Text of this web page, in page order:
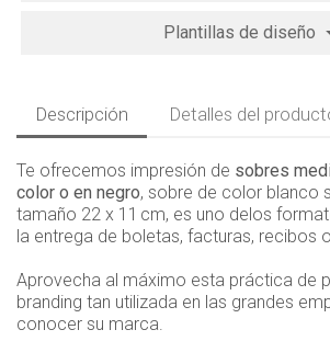
Plantillas de diseño
Descripción Detalles del
Te ofrecemos impresión de sobres
color o en negro, sobre de color blanco
tamaño 22 x 11 cm, es uno delos
la entrega de boletas, facturas, recibos
Aprovecha al máximo esta práctica de
branding tan utilizada en las grandes
conocer su marca.